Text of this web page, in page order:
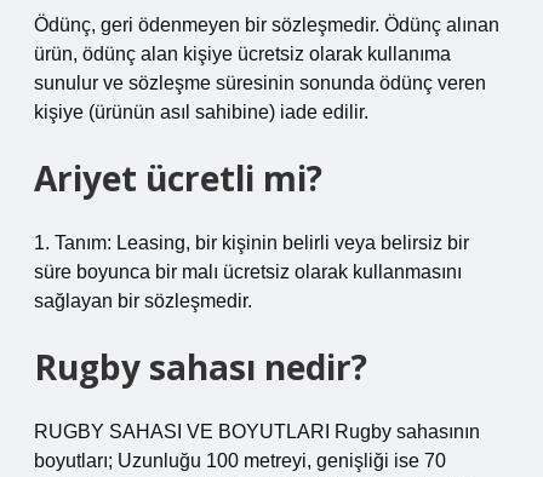
Ödünç, geri ödenmeyen bir sözleşmedir. Ödünç alınan
ürün, ödünç alan kişiye ücretsiz olarak kullanıma
sunulur ve sözleşme süresinin sonunda ödünç veren
kişiye (ürünün asıl sahibine) iade edilir.
Ariyet ücretli mi?
1. Tanım: Leasing, bir kişinin belirli veya belirsiz bir
süre boyunca bir malı ücretsiz olarak kullanmasını
sağlayan bir sözleşmedir.
Rugby sahası nedir?
RUGBY SAHASI VE BOYUTLARI Rugby sahasının
boyutları; Uzunluğu 100 metreyi, genişliği ise 70